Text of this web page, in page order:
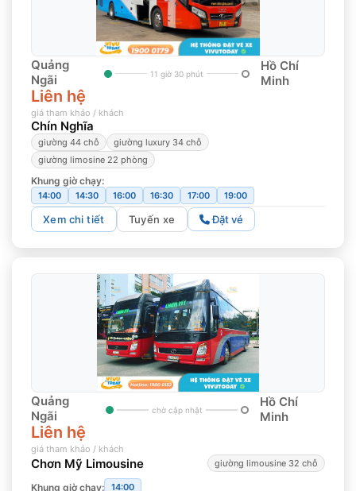
Quảng
Ngãi
11 giờ 30 phút
Hồ Chí
Minh
Liên hệ
giá tham khảo / khách
Chín Nghĩa
giường 44 chỗ
giường luxury 34 chỗ
giường limosine 22 phòng
Khung giờ chạy:
14:00 14:30 16:00 16:30 17:00 19:00
Xem chi tiết Tuyến xe Đặt vé
Quảng
Ngãi
chờ cập nhật
Hồ Chí
Minh
Liên hệ
giá tham khảo / khách
Chơn Mỹ Limousine giường limousine 32 chỗ
Khung giờ chạy: 14:00